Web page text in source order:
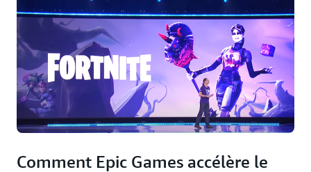
Comment Epic Games accélère le